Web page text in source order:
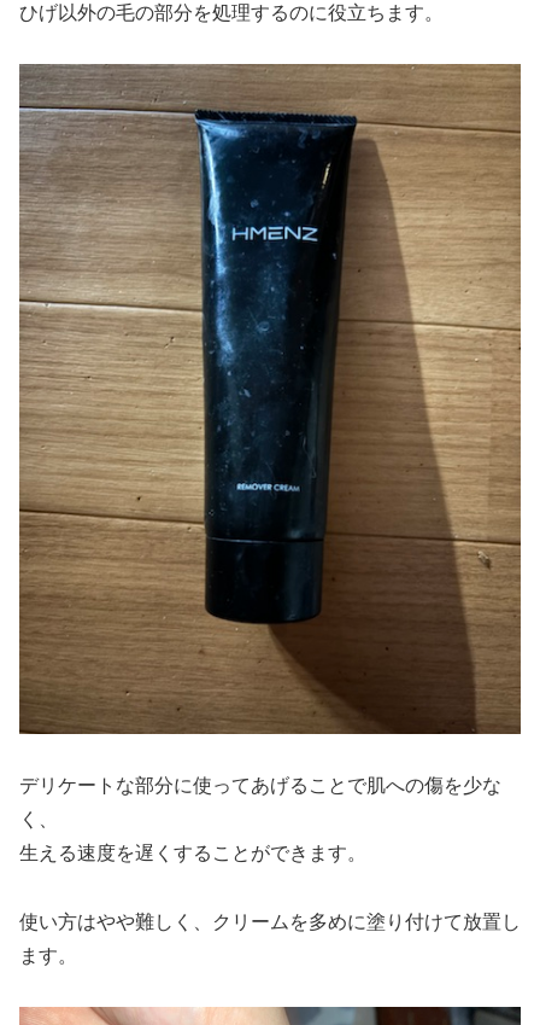
ひげ以外の毛の部分を処理するのに役立ちます。
デリケートな部分に使ってあげることで肌への傷を少な
く、
生える速度を遅くすることができます。
使い方はやや難しく、クリームを多めに塗り付けて放置し
ます。